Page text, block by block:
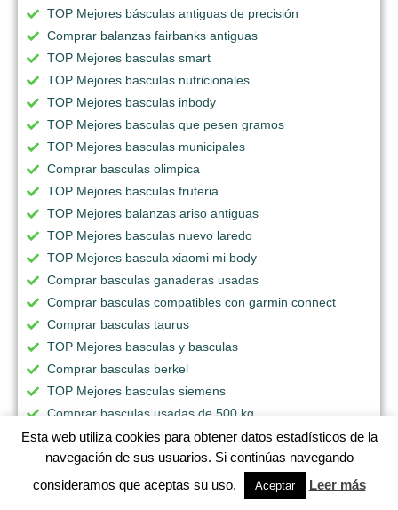
TOP Mejores básculas antiguas de precisión
Comprar balanzas fairbanks antiguas
TOP Mejores basculas smart
TOP Mejores basculas nutricionales
TOP Mejores basculas inbody
TOP Mejores basculas que pesen gramos
TOP Mejores basculas municipales
Comprar basculas olimpica
TOP Mejores basculas fruteria
TOP Mejores balanzas ariso antiguas
TOP Mejores basculas nuevo laredo
TOP Mejores bascula xiaomi mi body
Comprar basculas ganaderas usadas
Comprar basculas compatibles con garmin connect
Comprar basculas taurus
TOP Mejores basculas y basculas
Comprar basculas berkel
TOP Mejores basculas siemens
Comprar basculas usadas de 500 kg
TOP Mejores basculas grasa y agua
TOP Mejores basculas usadas
TOP Mejores basculas portatiles
TOP Mejores basculas romanas antiguas
Esta web utiliza cookies para obtener datos estadísticos de la
navegación de sus usuarios. Si continúas navegando
consideramos que aceptas su uso.
Aceptar Leer más